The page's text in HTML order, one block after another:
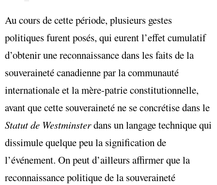
Au cours de cette période, plusieurs gestes
politiques furent posés, qui eurent l’effet cumulatif
d’obtenir une reconnaissance dans les faits de la
souveraineté canadienne par la communauté
internationale et la mère-patrie constitutionnelle,
avant que cette souveraineté ne se concrétise dans le
Statut de Westminsterdans un langage technique qui
dissimule quelque peu la signification de
l’événement. On peut d’ailleurs affirmer que la
reconnaissance politique de la souveraineté